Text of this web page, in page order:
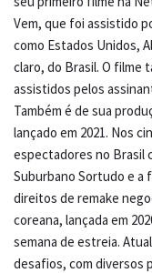
Vem, que foi assistido
como Estados Unidos,
claro, do Brasil. O filme
assistidos pelos
Também é de sua
lançado em 2021. Nos
espectadores no Brasil
Suburbano Sortudo e a
direitos de remake
coreana, lançada em
semana de estreia.
desafios, com diversos